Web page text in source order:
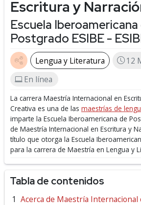
Escritura y
Escuela Iberoamericana
Postgrado ESIBE -
Lengua y Literatura
12
En línea
La carrera Maestría Internacional en
Creativa es una de las maestrías de
imparte la Escuela Iberoamericana de
de Maestría Internacional en Escritura y
título que otorga la Escuela
para la carrera de Maestría en Lengua y
Tabla de contenidos
Acerca de Maestría Internacional